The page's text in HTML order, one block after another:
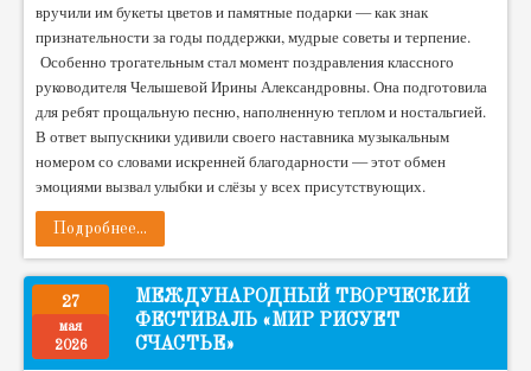
вручили им букеты цветов и памятные подарки — как знак
признательности за годы поддержки, мудрые советы и терпение.
Особенно трогательным стал момент поздравления классного
руководителя Челышевой Ирины Александровны. Она подготовила
для ребят прощальную песню, наполненную теплом и ностальгией.
В ответ выпускники удивили своего наставника музыкальным
номером со словами искренней благодарности — этот обмен
эмоциями вызвал улыбки и слёзы у всех присутствующих.
Подробнее...
27
мая
2026
МЕЖДУНАРОДНЫЙ ТВОРЧЕСКИЙ
ФЕСТИВАЛЬ «МИР РИСУЕТ
СЧАСТЬЕ»